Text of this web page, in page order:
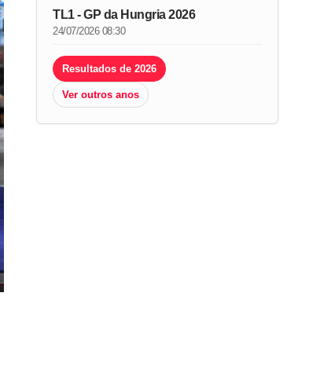
TL1 - GP da Hungria 2026
24/07/2026 08:30
Resultados de 2026
Ver outros anos